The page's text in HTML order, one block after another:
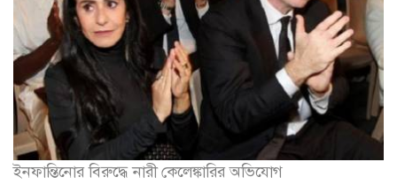
ইনফান্তিনোর বিরুদ্ধে নারী কেলেঙ্কারির অভিযোগ